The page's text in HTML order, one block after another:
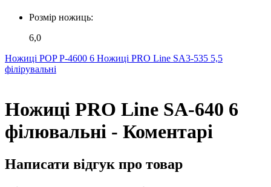
Розмір ножиць:
6,0
Ножиці POP P-4600 6 Ножиці PRO Line SA3-535 5,5
філірувальні
Ножиці PRO Line SA-640 6
філювальні - Коментарі
Написати відгук про товар